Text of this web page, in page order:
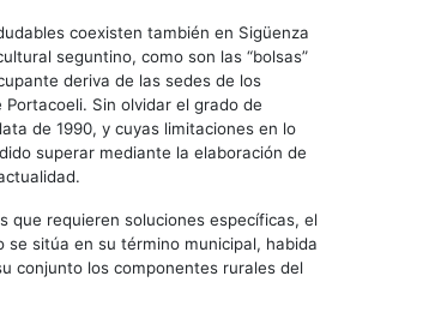
coexisten también en Sigüenza
seguntino, como son las “bolsas”
deriva de las sedes de los
Sin olvidar el grado de
de 1990, y cuyas limitaciones en lo
superar mediante la elaboración de
que requieren soluciones específicas, el
sitúa en su término municipal, habida
conjunto los componentes rurales del